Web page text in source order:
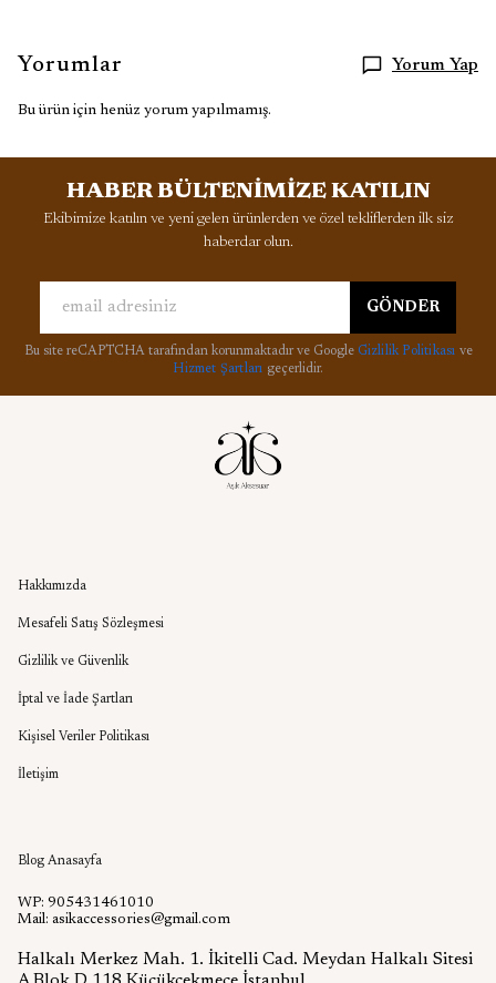
Yorumlar Yorum Yap
Bu ürün için henüz yorum yapılmamış.
HABER BÜLTENİMİZE KATILIN
Ekibimize katılın ve yeni gelen ürünlerden ve özel tekliflerden ilk siz
haberdar olun.
GÖNDER
Bu site reCAPTCHA tarafından korunmaktadır ve Google Gizlilik Politikası ve
Hizmet Şartları geçerlidir.
Hakkımızda
Mesafeli Satış Sözleşmesi
Gizlilik ve Güvenlik
İptal ve İade Şartları
Kişisel Veriler Politikası
İletişim
Blog Anasayfa
WP: 905431461010
Mail: asikaccessories@gmail.com
Halkalı Merkez Mah. 1. İkitelli Cad. Meydan Halkalı Sitesi